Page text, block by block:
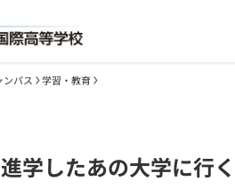
パス 学習・教育
進学したあの大学に行